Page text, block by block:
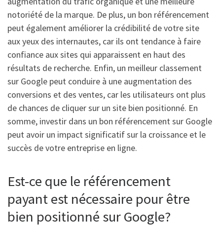
notoriété de la marque. De plus, un bon référencement
peut également améliorer la crédibilité de votre site
aux yeux des internautes, car ils ont tendance à faire
confiance aux sites qui apparaissent en haut des
résultats de recherche. Enfin, un meilleur classement
sur Google peut conduire à une augmentation des
conversions et des ventes, car les utilisateurs ont plus
de chances de cliquer sur un site bien positionné. En
somme, investir dans un bon référencement sur Google
peut avoir un impact significatif sur la croissance et le
succès de votre entreprise en ligne.
Est-ce que le référencement
payant est nécessaire pour être
bien positionné sur Google?